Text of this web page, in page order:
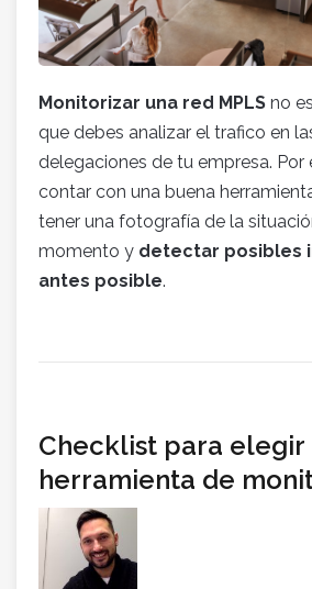
Monitorizar una red MPLS no
que debes analizar el trafico en
delegaciones de tu empresa. Por
contar con una buena
tener una fotografía de la
momento y detectar posibles
antes posible.
Checklist para elegir
herramienta de